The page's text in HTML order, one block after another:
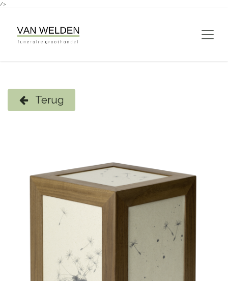
/>
Terug